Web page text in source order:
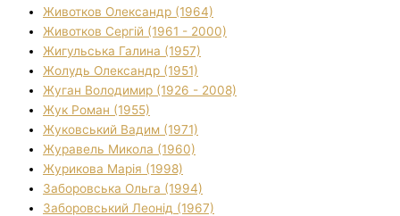
Животков Олександр (1964)
Животков Сергій (1961 - 2000)
Жигульська Галина (1957)
Жолудь Олександр (1951)
Жуган Володимир (1926 - 2008)
Жук Роман (1955)
Жуковський Вадим (1971)
Журавель Микола (1960)
Журикова Марія (1998)
Заборовська Ольга (1994)
Заборовський Леонід (1967)